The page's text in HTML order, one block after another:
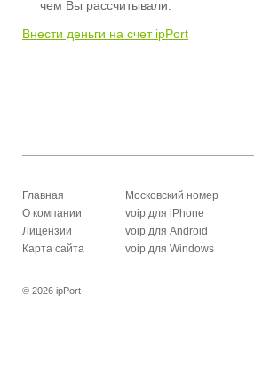
чем Вы рассчитывали.
Внести деньги на счет ipPort
Главная
О компании
Лицензии
Карта сайта
Московский номер
voip для iPhone
voip для Android
voip для Windows
© 2026 ipPort